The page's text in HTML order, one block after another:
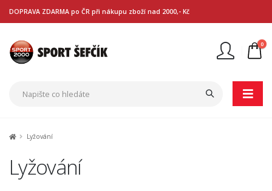
DOPRAVA ZDARMA po ČR při nákupu zboží nad 2000,- Kč
0
Lyžování
Lyžování